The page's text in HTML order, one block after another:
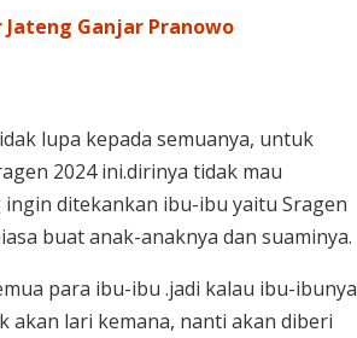
Jateng Ganjar Pranowo
lupa kepada semuanya, untuk
2024 ini.dirinya tidak mau
ditekankan ibu-ibu yaitu Sragen
buat anak-anaknya dan suaminya.
para ibu-ibu .jadi kalau ibu-ibunya
akan lari kemana, nanti akan diberi